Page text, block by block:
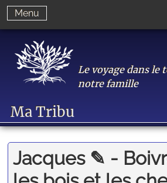
Ma Tribu
Le voyage dans le
notre famille
Menu
Jacques ✎ -